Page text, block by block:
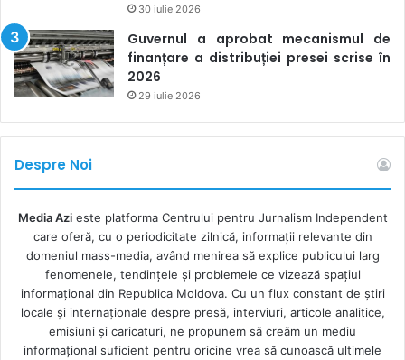
30 iulie 2026
Guvernul a aprobat mecanismul de
finanțare a distribuției presei scrise în
2026
29 iulie 2026
Despre Noi
Media Azieste platforma Centrului pentru Jurnalism Independent
care oferă, cu o periodicitate zilnică, informații relevante din
domeniul mass-media, având menirea să explice publicului larg
fenomenele, tendințele și problemele ce vizează spațiul
informațional din Republica Moldova. Cu un flux constant de ştiri
locale şi internaţionale despre presă, interviuri, articole analitice,
emisiuni și caricaturi, ne propunem să creăm un mediu
informaţional suficient pentru oricine vrea să cunoască ultimele